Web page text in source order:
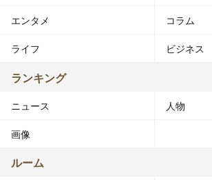
エンタメ コラム
ライフ ビジネス
ランキング
ニュース 人物
画像
ルーム